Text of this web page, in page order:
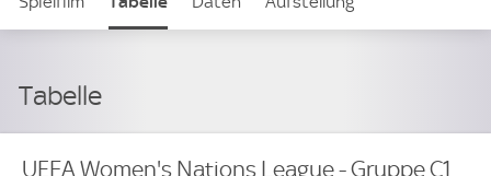
u
t
Tabelle
UEFA Women's Nations League - Gruppe C1